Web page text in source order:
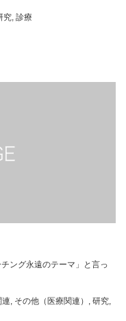
究, 診療
ング永遠のテーマ」と言っ
, その他（医療関連） , 研究,